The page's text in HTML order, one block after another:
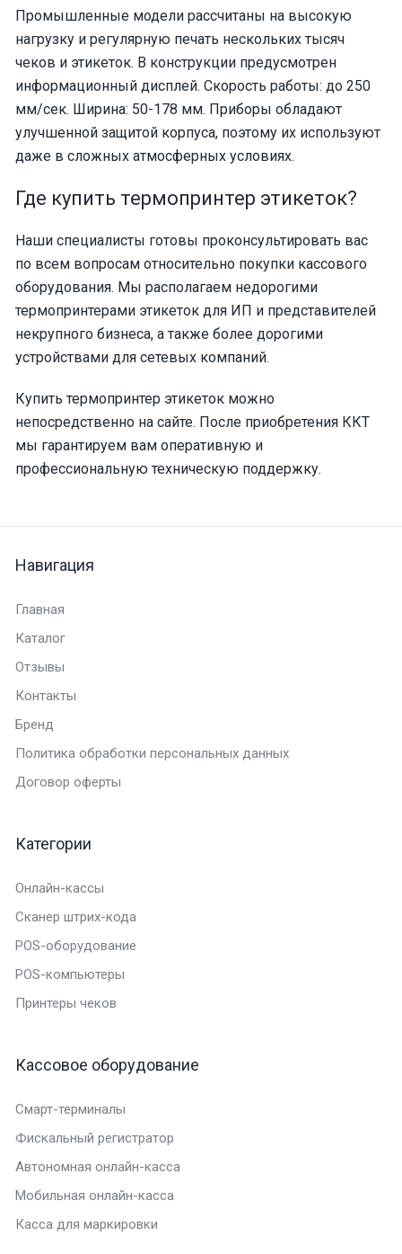
Промышленные модели рассчитаны на высокую
нагрузку и регулярную печать нескольких тысяч
чеков и этикеток. В конструкции предусмотрен
информационный дисплей. Скорость работы: до 250
мм/сек. Ширина: 50-178 мм. Приборы обладают
улучшенной защитой корпуса, поэтому их используют
даже в сложных атмосферных условиях.
Где купить термопринтер этикеток?
Наши специалисты готовы проконсультировать вас
по всем вопросам относительно покупки кассового
оборудования. Мы располагаем недорогими
термопринтерами этикеток для ИП и представителей
некрупного бизнеса, а также более дорогими
устройствами для сетевых компаний.
Купить термопринтер этикеток можно
непосредственно на сайте. После приобретения ККТ
мы гарантируем вам оперативную и
профессиональную техническую поддержку.
Навигация
Главная
Каталог
Отзывы
Контакты
Бренд
Политика обработки персональных данных
Договор оферты
Категории
Онлайн-кассы
Сканер штрих-кода
POS-оборудование
POS-компьютеры
Принтеры чеков
Кассовое оборудование
Смарт-терминалы
Фискальный регистратор
Автономная онлайн-касса
Мобильная онлайн-касса
Касса для маркировки